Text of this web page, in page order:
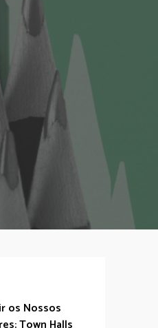
os Nossos